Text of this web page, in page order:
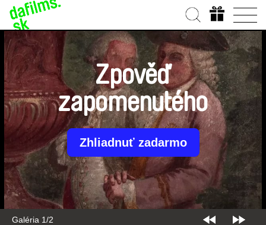
Galéria 1/2
Zpověď
zapomenutého
Zhliadnuť zadarmo